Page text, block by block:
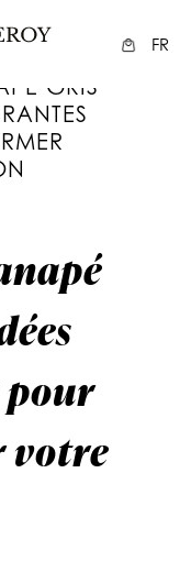
FR
GRIS
votre